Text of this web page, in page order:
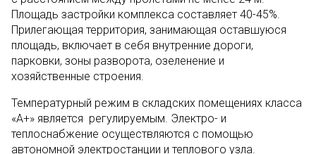
Площадь застройки комплекса составляет 40-45%.
Прилегающая территория, занимающая оставшуюся
площадь, включает в себя внутренние дороги,
парковки, зоны разворота, озеленение и
хозяйственные строения.
Температурный режим в складских помещениях класса
«А+» является регулируемым. Электро- и
теплоснабжение осуществляются с помощью
автономной электростанции и теплового узла.